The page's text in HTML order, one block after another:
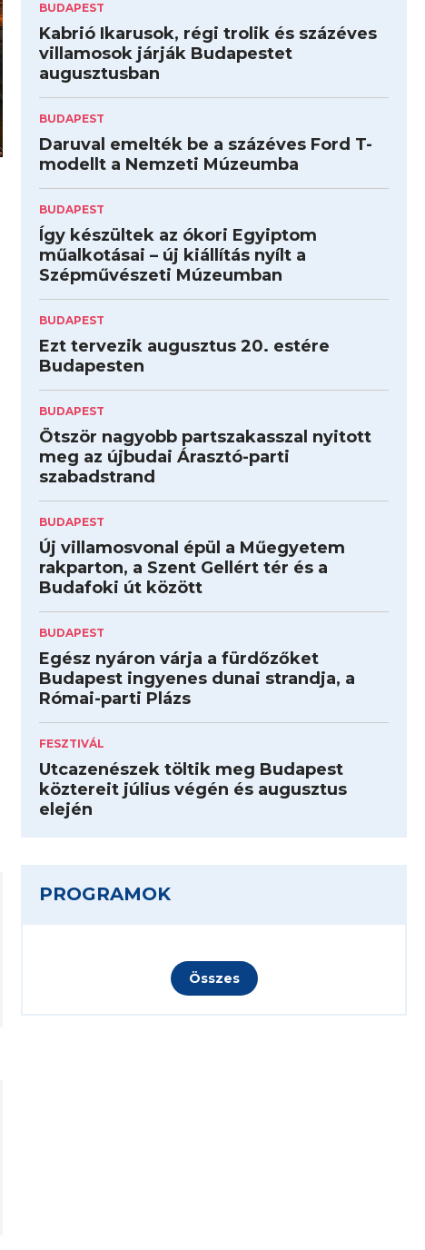
BUDAPEST
Kabrió Ikarusok, régi trolik és százéves
villamosok járják Budapestet
augusztusban
BUDAPEST
Daruval emelték be a százéves Ford T-
modellt a Nemzeti Múzeumba
BUDAPEST
Így készültek az ókori Egyiptom
műalkotásai – új kiállítás nyílt a
Szépművészeti Múzeumban
BUDAPEST
Ezt tervezik augusztus 20. estére
Budapesten
BUDAPEST
Ötször nagyobb partszakasszal nyitott
meg az újbudai Árasztó-parti
szabadstrand
BUDAPEST
Új villamosvonal épül a Műegyetem
rakparton, a Szent Gellért tér és a
Budafoki út között
BUDAPEST
Egész nyáron várja a fürdőzőket
Budapest ingyenes dunai strandja, a
Római-parti Plázs
FESZTIVÁL
Utcazenészek töltik meg Budapest
köztereit július végén és augusztus
elején
PROGRAMOK
Összes